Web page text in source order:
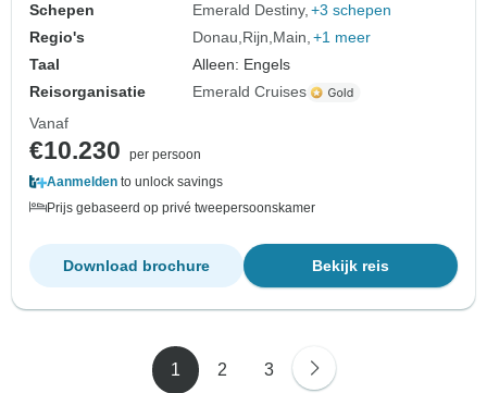
Schepen
Emerald Destiny +3 schepen
Regio's
Donau Rijn Main +1 meer
Taal
Alleen: Engels
Reisorganisatie
Emerald Cruises
Vanaf
€10.230
per persoon
Aanmelden to unlock savings
Prijs gebaseerd op privé tweepersoonskamer
Bekijk reis
Download brochure
1 2 3